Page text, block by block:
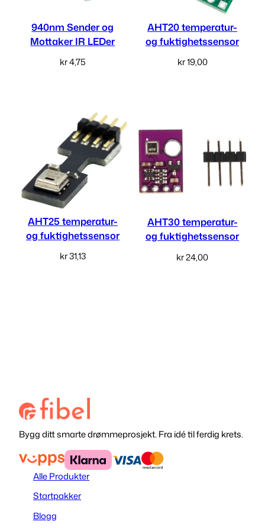
940nm Sender og
Mottaker IR LEDer
kr4,75
AHT20 temperatur-
og fuktighetssensor
kr19,00
AHT25 temperatur-
og fuktighetssensor
kr31,13
AHT30 temperatur-
og fuktighetssensor
kr24,00
Bygg ditt smarte drømmeprosjekt. Fra idé til ferdig krets.
Alle Produkter
Startpakker
Blogg